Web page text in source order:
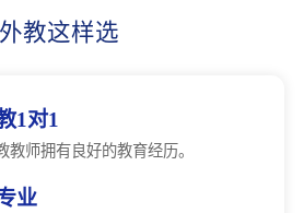
外教这样选
1对1
教师拥有良好的教育经历。
业